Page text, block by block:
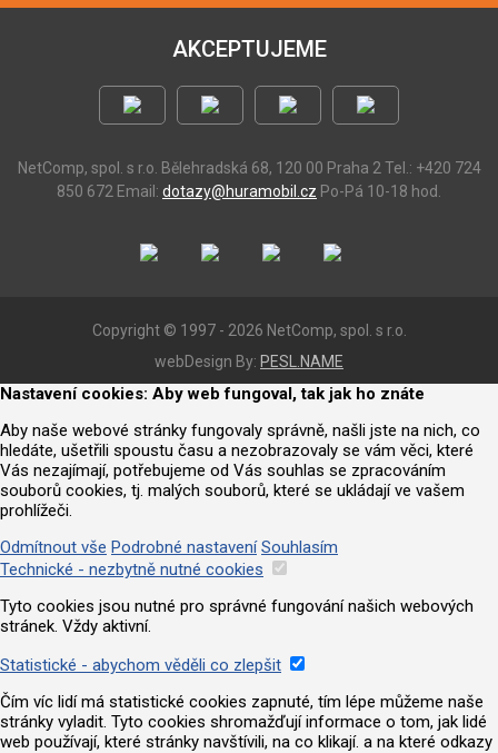
AKCEPTUJEME
NetComp, spol. s r.o. Bělehradská 68, 120 00 Praha 2 Tel.: +420 724
850 672 Email: dotazy@huramobil.cz Po-Pá 10-18 hod.
Copyright © 1997 - 2026 NetComp, spol. s r.o.
webDesign By: PESL.NAME
Nastavení cookies: Aby web fungoval, tak jak ho znáte
Aby naše webové stránky fungovaly správně, našli jste na nich, co
hledáte, ušetřili spoustu času a nezobrazovaly se vám věci, které
Vás nezajímají, potřebujeme od Vás souhlas se zpracováním
souborů cookies, tj. malých souborů, které se ukládají ve vašem
prohlížeči.
Odmítnout vše Podrobné nastavení Souhlasím
Technické - nezbytně nutné cookies
Tyto cookies jsou nutné pro správné fungování našich webových
stránek. Vždy aktivní.
Statistické - abychom věděli co zlepšit
Čím víc lidí má statistické cookies zapnuté, tím lépe můžeme naše
stránky vyladit. Tyto cookies shromažďují informace o tom, jak lidé
web používají, které stránky navštívili, na co klikají. a na které odkazy